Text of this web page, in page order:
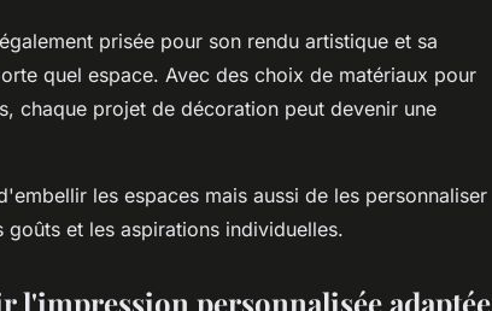
prisée pour son rendu artistique et sa
quel espace. Avec des choix de matériaux pour
chaque projet de décoration peut devenir une
les espaces mais aussi de les personnaliser
et les aspirations individuelles.
l'impression personnalisée adaptée